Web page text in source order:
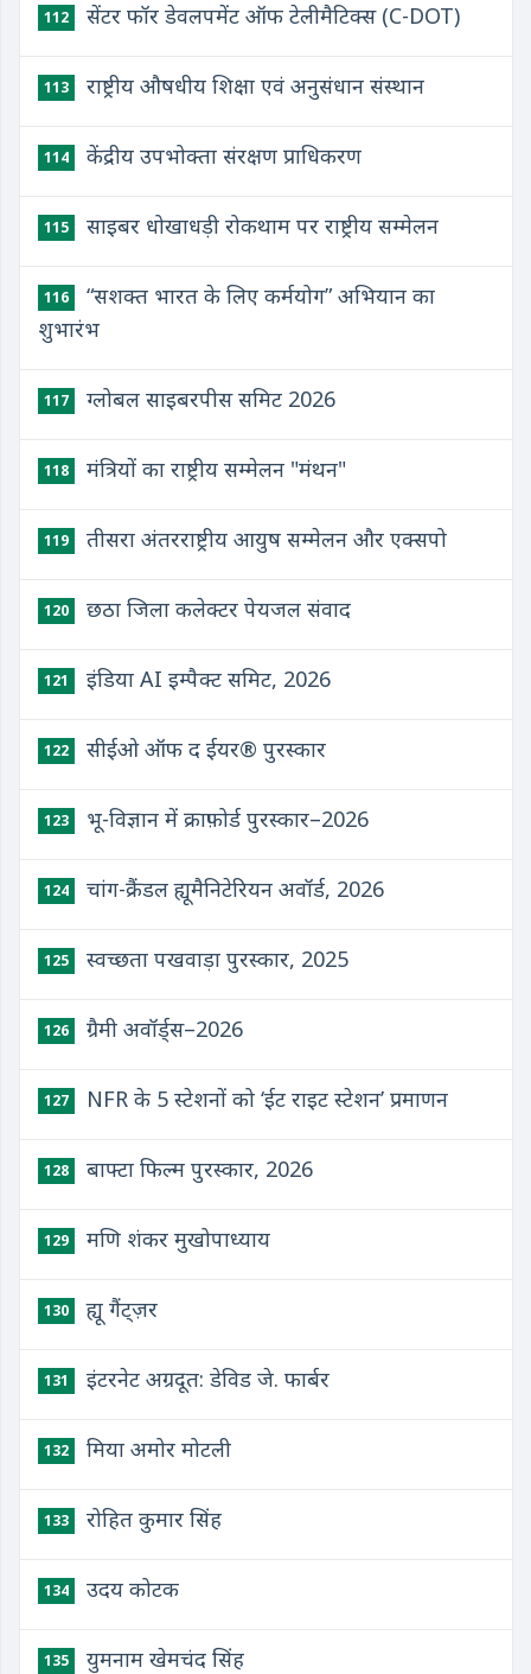
112 सेंटर फॉर डेवलपमेंट ऑफ टेलीमैटिक्स (C-DOT)
113 राष्ट्रीय औषधीय शिक्षा एवं अनुसंधान संस्थान
114 केंद्रीय उपभोक्ता संरक्षण प्राधिकरण
115 साइबर धोखाधड़ी रोकथाम पर राष्ट्रीय सम्मेलन
116
“सशक्त भारत के लिए कर्मयोग” अभियान का
शुभारंभ
117 ग्लोबल साइबरपीस समिट 2026
118 मंत्रियों का राष्ट्रीय सम्मेलन "मंथन"
119 तीसरा अंतरराष्ट्रीय आयुष सम्मेलन और एक्सपो
120 छठा जिला कलेक्टर पेयजल संवाद
121 इंडिया AI इम्पैक्ट समिट, 2026
122 सीईओ ऑफ द ईयर® पुरस्कार
123 भू-विज्ञान में क्राफ़ोर्ड पुरस्कार–2026
124 चांग-क्रैंडल ह्यूमैनिटेरियन अवॉर्ड, 2026
125 स्वच्छता पखवाड़ा पुरस्कार, 2025
126 ग्रैमी अवॉर्ड्स–2026
127 NFR के 5 स्टेशनों को ‘ईट राइट स्टेशन’ प्रमाणन
128 बाफ्टा फिल्म पुरस्कार, 2026
129 मणि शंकर मुखोपाध्याय
130 ह्यू गैंट्ज़र
131 इंटरनेट अग्रदूत: डेविड जे. फार्बर
132 मिया अमोर मोटली
133 रोहित कुमार सिंह
134 उदय कोटक
135 युमनाम खेमचंद सिंह